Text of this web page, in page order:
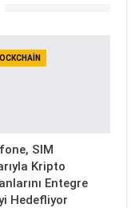
SIM
Kripto
Entegre
Hedefliyor